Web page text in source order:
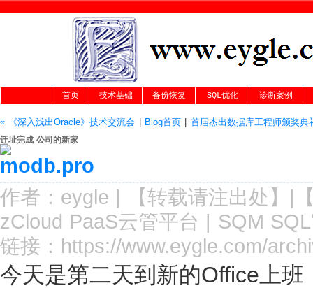
首页 技术基础 备份恢复 SQL优化 诊断案例
« 《深入浅出Oracle》技术交流会 Blog首页| 首届杰出数据库工程师颁奖典
迁址完成 公司的新家
作者： eygle | 【转载请注出处 】|
zCloud PaaS云管平台 | SQM
链接： https://www.eygle.com/
今天是第二天到新的Office上